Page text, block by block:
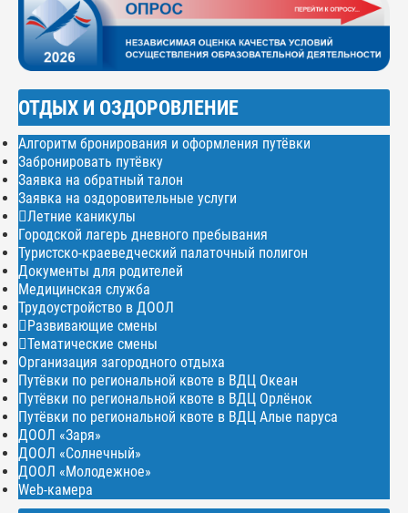
ОТДЫХ И ОЗДОРОВЛЕНИЕ
Алгоритм бронирования и оформления путёвки
Забронировать путёвку
Заявка на обратный талон
Заявка на оздоровительные услуги
Летние каникулы
Городской лагерь дневного пребывания
Туристско-краеведческий палаточный полигон
Документы для родителей
Медицинская служба
Трудоустройство в ДООЛ
Развивающие смены
Тематические смены
Организация загородного отдыха
Путёвки по региональной квоте в ВДЦ Океан
Путёвки по региональной квоте в ВДЦ Орлёнок
Путёвки по региональной квоте в ВДЦ Алые паруса
ДООЛ «Заря»
ДООЛ «Солнечный»
ДООЛ «Молодежное»
Web-камера